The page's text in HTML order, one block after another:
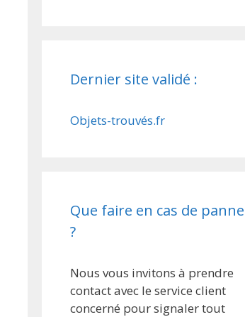
Dernier site validé :
Objets-trouvés.fr
Que faire en cas de panne
?
Nous vous invitons à prendre
contact avec le service client
concerné pour signaler tout